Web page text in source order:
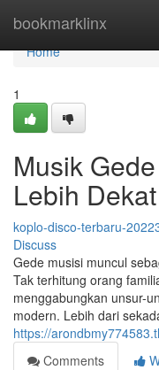
bookmarklinx
Home
Home
1
Musik
Lebih
koplo-disco-terbaru-
Discuss
Gede musisi muncul
Tak terhitung orang
menggabungkan unsur-
modern. Lebih dari
https://
Comments